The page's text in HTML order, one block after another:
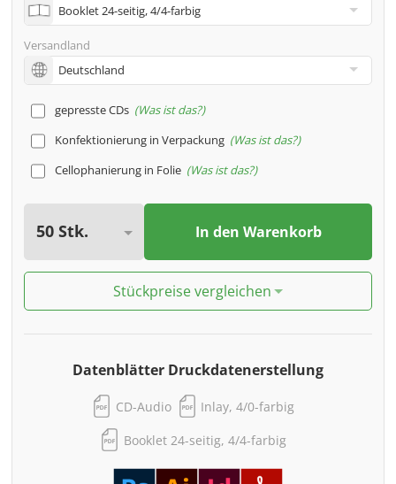
Versandland
gepresste CDs Was ist das?
Konfektionierung in Verpackung Was ist das?
Cellophanierung in Folie Was ist das?
In den Warenkorb
Stückpreise vergleichen
Datenblätter Druckdatenerstellung
CD-Audio Inlay, 4/0-farbig
Booklet 24-seitig, 4/4-farbig